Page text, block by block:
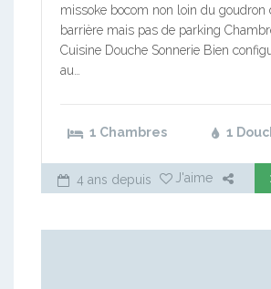
missoke bocom non loin du goudron
barrière mais pas de parking
Cuisine Douche Sonnerie Bien
au…
1 Chambres 1
4 ans depuis J'aime